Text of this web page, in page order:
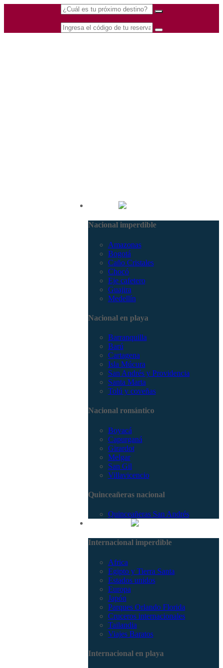
Nacional imperdible
Amazonas
Bogotá
Caño Cristales
Chocó
Eje cafetero
Guajira
Medellín
Nacional en playa
Barranquilla
Barú
Cartagena
Isla Múcura
San Andrés y Providencia
Santa Marta
Tolú y coveñas
Nacional romántico
Boyacá
Capurganá
Girardot
Melgar
San Gil
Villavicencio
Quinceañeras nacional
Quinceañeras San Andrés
Internacional imperdible
Africa
Egipto y Tierra Santa
Estados unidos
Europa
Japón
Parques Orlando Florida
Cruceros internacionales
Tailandia
Viajes Baratos
Internacional en playa